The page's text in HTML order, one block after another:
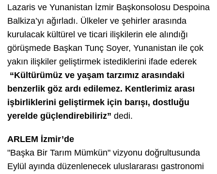
Lazaris ve Yunanistan İzmir Başkonsolosu Despoina
Balkiza’yı ağırladı. Ülkeler ve şehirler arasında
kurulacak kültürel ve ticari ilişkilerin ele alındığı
görüşmede Başkan Tunç Soyer, Yunanistan ile çok
yakın ilişkiler geliştirmek istediklerini ifade ederek
“Kültürümüz ve yaşam tarzımız arasındaki
benzerlik göz ardı edilemez. Kentlerimiz arası
işbirliklerini geliştirmek için barışı, dostluğu
yerelde güçlendirebiliriz” dedi.
ARLEM İzmir’de
"Başka Bir Tarım Mümkün" vizyonu doğrultusunda
Eylül ayında düzenlenecek uluslararası gastronomi